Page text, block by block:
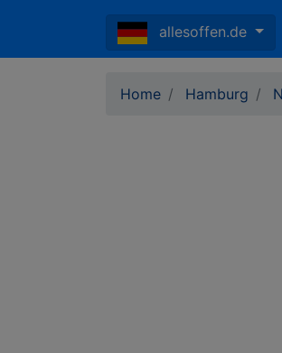
allesoffen.de
Home Hamburg